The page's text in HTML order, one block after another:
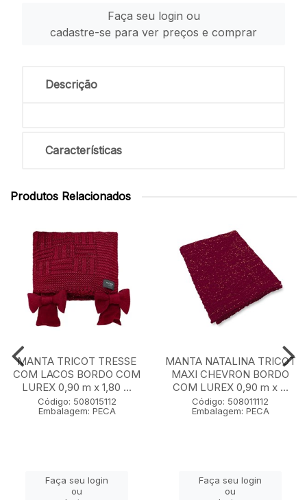
Faça seu login ou
cadastre-se para ver preços e comprar
Descrição
Características
Produtos Relacionados
MANTA TRICOT TRESSE
COM LACOS BORDO COM
LUREX 0,90 m x 1,80 ...
Código: 508015112
Embalagem: PECA
Faça seu login
ou
MANTA NATALINA TRICOT
MAXI CHEVRON BORDO
COM LUREX 0,90 m x ...
Código: 508011112
Embalagem: PECA
Faça seu login
ou